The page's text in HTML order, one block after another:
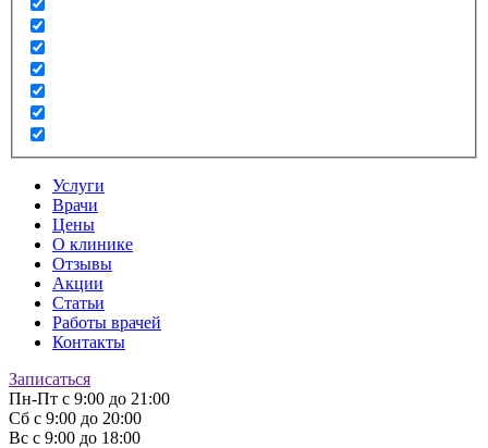
Услуги
Врачи
Цены
О клинике
Отзывы
Акции
Статьи
Работы врачей
Контакты
Записаться
Пн-Пт с 9:00 до 21:00
Сб с 9:00 до 20:00
Вс с 9:00 до 18:00